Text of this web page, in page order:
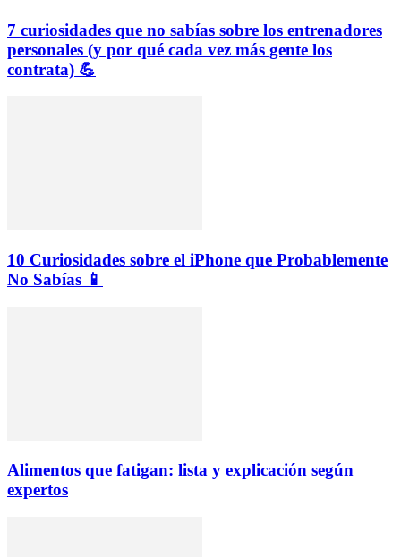
7 curiosidades que no sabías sobre los entrenadores
personales (y por qué cada vez más gente los
contrata) 💪
10 Curiosidades sobre el iPhone que Probablemente
No Sabías 📱
Alimentos que fatigan: lista y explicación según
expertos